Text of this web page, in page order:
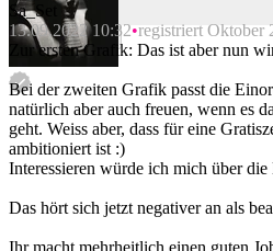
Beitrag melden
Sa_Set
13.09.2022 10:32 registriert Oktober
Zur ersten Grafik: Das ist aber nun
Bei der zweiten Grafik passt die
natürlich aber auch freuen, wenn es
geht. Weiss aber, dass für eine
ambitioniert ist :)
Interessieren würde ich mich über
Das hört sich jetzt negativer an als